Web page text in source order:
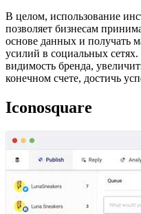
В целом, использование
позволяет бизнесам
основе данных и получать
усилий в социальных
видимость бренда,
конечном счете, достичь
Iconosquare